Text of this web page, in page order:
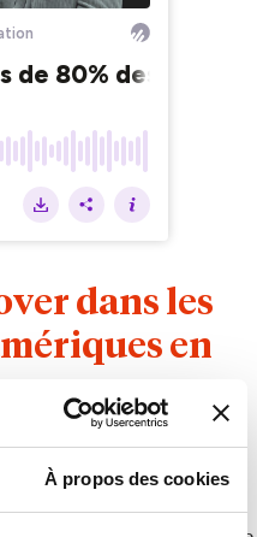
À propos des cookies
dans les
en
80 % des élèves de
générative pour leurs
radical dans les